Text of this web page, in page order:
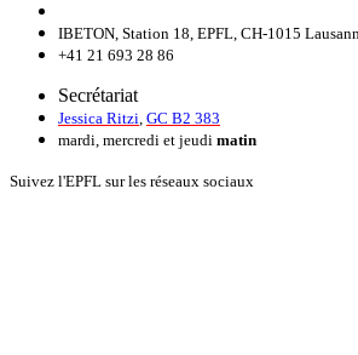
IBETON, Station 18, EPFL, CH-1015
+41 21 693 28 86
Secrétariat
Jessica Ritzi GC B2 383
mardi, mercredi et jeudi matin
Suivez l'EPFL sur les réseaux sociaux